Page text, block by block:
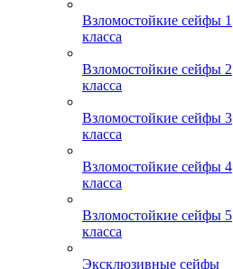
Взломостойкие сейфы 1
класса
Взломостойкие сейфы 2
класса
Взломостойкие сейфы 3
класса
Взломостойкие сейфы 4
класса
Взломостойкие сейфы 5
класса
Эксклюзивные сейфы